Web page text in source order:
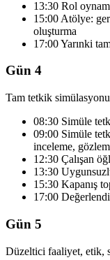
13:30 Rol
15:00 Atölye:
oluşturma
17:00 Yarınki
Gün 4
Tam tetkik
08:30 Simüle
09:00 Simüle
inceleme, gözlem
12:30 Çalışan
13:30
15:30 Kapanış
17:00
Gün 5
Düzeltici faaliyet, etik,